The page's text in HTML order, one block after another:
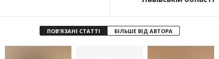
ПОВ'ЯЗАНІ СТАТТІ БІЛЬШЕ ВІД АВТОРА